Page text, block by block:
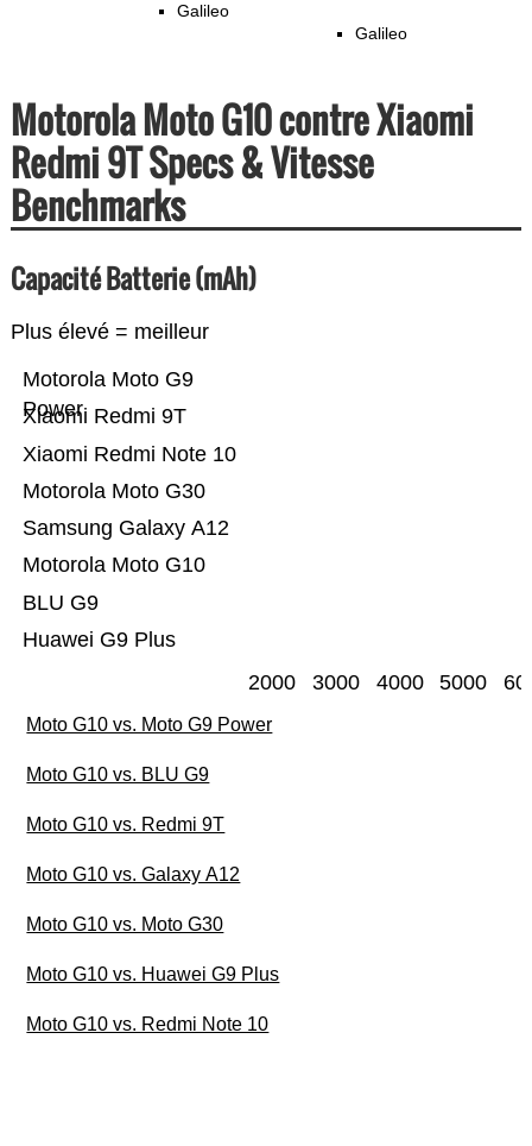
Galileo
Galileo
Motorola Moto G10 contre Xiaomi
Redmi 9T Specs & Vitesse
Benchmarks
Capacité Batterie (mAh)
Plus élevé = meilleur
Huawei G9 Plus
BLU G9
Motorola Moto G10
Samsung Galaxy A12
Motorola Moto G30
Xiaomi Redmi Note 10
Xiaomi Redmi 9T
Motorola Moto G9
Power
2000 3000 4000 5000
Moto G10 vs. Moto G9 Power
Moto G10 vs. BLU G9
Moto G10 vs. Redmi 9T
Moto G10 vs. Galaxy A12
Moto G10 vs. Moto G30
Moto G10 vs. Huawei G9 Plus
Moto G10 vs. Redmi Note 10